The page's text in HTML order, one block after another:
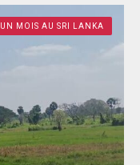
UN MOIS AU SRI LANKA